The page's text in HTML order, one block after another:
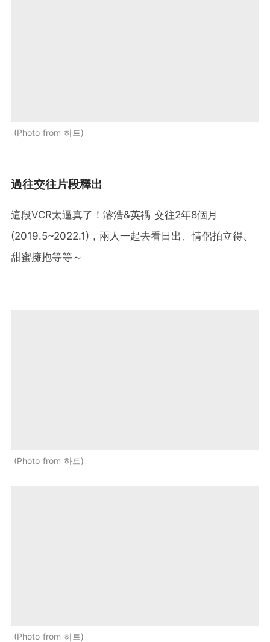
Photo from 하트
過往交往片段釋出
這段VCR太逼真了！濬浩&英禑 交往2年8個月
(2019.5~2022.1)，兩人一起去看日出、情侶拍立得、
甜蜜擁抱等等～
Photo from 하트
Photo from 하트